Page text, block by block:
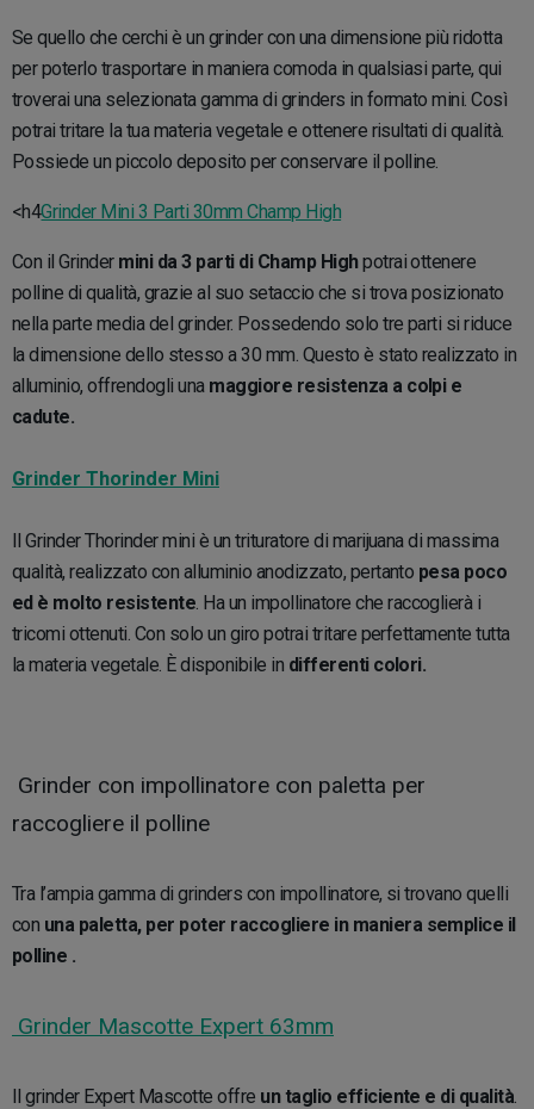
Se quello che cerchi è un grinder con una dimensione più ridotta
per poterlo trasportare in maniera comoda in qualsiasi parte, qui
troverai una selezionata gamma di grinders in formato mini. Così
potrai tritare la tua materia vegetale e ottenere risultati di qualità.
Possiede un piccolo deposito per conservare il polline.
<h4Grinder Mini 3 Parti 30mm Champ High
Con il Grinder mini da 3 parti di Champ Highpotrai ottenere
polline di qualità, grazie al suo setaccio che si trova posizionato
nella parte media del grinder. Possedendo solo tre parti si riduce
la dimensione dello stesso a 30 mm. Questo è stato realizzato in
alluminio, offrendogli una maggiore resistenza a colpi e
cadute.
Grinder Thorinder Mini
Il Grinder Thorinder mini è un trituratore di marijuana di massima
qualità, realizzato con alluminio anodizzato, pertanto pesa poco
ed è molto resistente . Ha un impollinatore che raccoglierà i
tricomi ottenuti. Con solo un giro potrai tritare perfettamente tutta
la materia vegetale. È disponibile in differenti colori.
Grinder con impollinatore con paletta per
raccogliere il polline
Tra l’ampia gamma di grinders con impollinatore, si trovano quelli
con una paletta, per poter raccogliere in maniera semplice il
polline .
Grinder Mascotte Expert 63mm
Il grinder Expert Mascotte offre un taglio efficiente e di qualità